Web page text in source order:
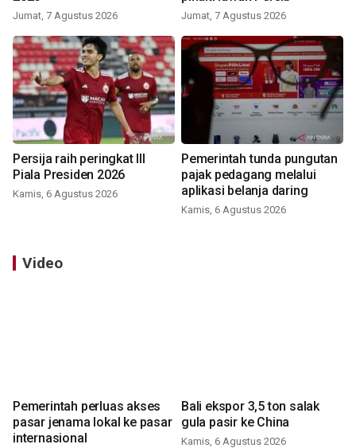
Jumat, 7 Agustus 2026 Jumat, 7 Agustus 2026
Persija raih peringkat III
Piala Presiden 2026
Kamis, 6 Agustus 2026
Pemerintah tunda pungutan
pajak pedagang melalui
aplikasi belanja daring
Kamis, 6 Agustus 2026
Video
Pemerintah perluas akses
pasar jenama lokal ke pasar
internasional
Bali ekspor 3,5 ton salak
gula pasir ke China
Kamis, 6 Agustus 2026